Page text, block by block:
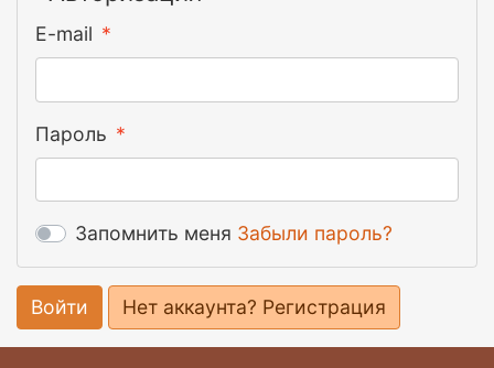
E-mail
Пароль
Запомнить меня Забыли пароль?
Войти Нет аккаунта? Регистрация